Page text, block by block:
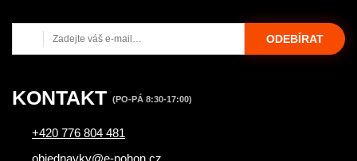
ODEBÍRAT
KONTAKT (PO-PÁ 8:30-17:00)
+420 776 804 481
objednavky@e-pohon.cz